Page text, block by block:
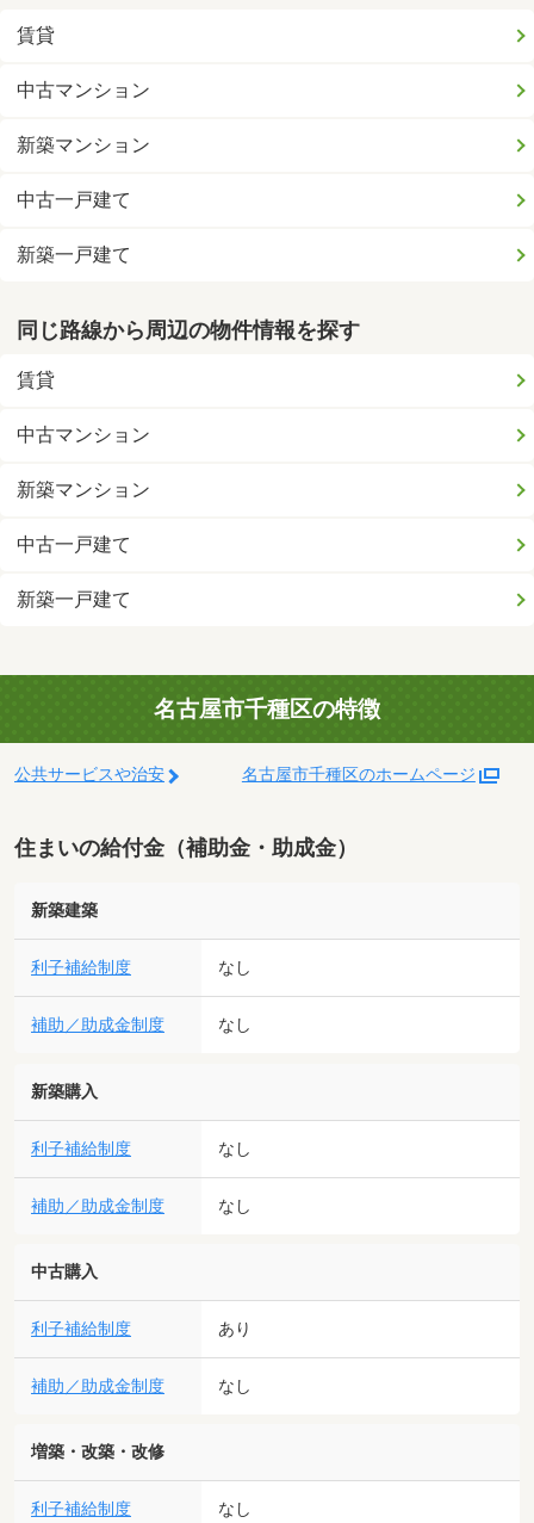
賃貸
中古マンション
新築マンション
中古一戸建て
新築一戸建て
同じ路線から周辺の物件情報を探す
賃貸
中古マンション
新築マンション
中古一戸建て
新築一戸建て
名古屋市千種区の特徴
公共サービスや治安 名古屋市千種区のホームページ
住まいの給付金（補助金・助成金）
新築建築
利子補給制度 なし
補助／助成金制度 なし
新築購入
利子補給制度 なし
補助／助成金制度 なし
中古購入
利子補給制度 あり
補助／助成金制度 なし
増築・改築・改修
利子補給制度 なし